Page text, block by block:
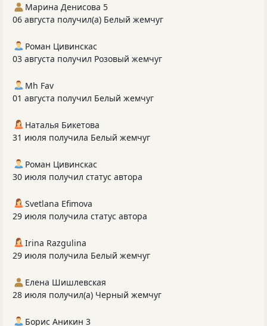
Марина Денисова 5
06 августа получил(а) Белый жемчуг
Роман Цивинскас
03 августа получил Розовый жемчуг
Mh Fav
01 августа получил Белый жемчуг
Наталья Бикетова
31 июля получила Белый жемчуг
Роман Цивинскас
30 июля получил статус автора
Svetlana Efimova
29 июля получила статус автора
Irina Razgulina
29 июля получила Белый жемчуг
Елена Шишлевская
28 июля получил(а) Черный жемчуг
Борис Аникин 3